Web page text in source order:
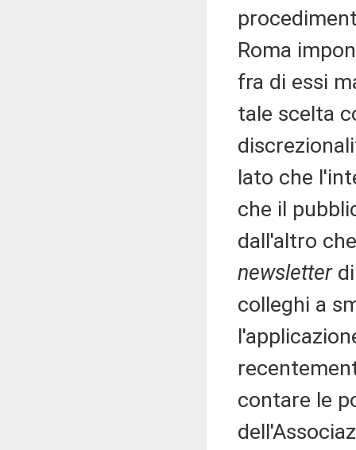
Roma
fra di essi
tale scelta
lato che
che il
dall'altro
newsletterdi
colleghi a
contare le